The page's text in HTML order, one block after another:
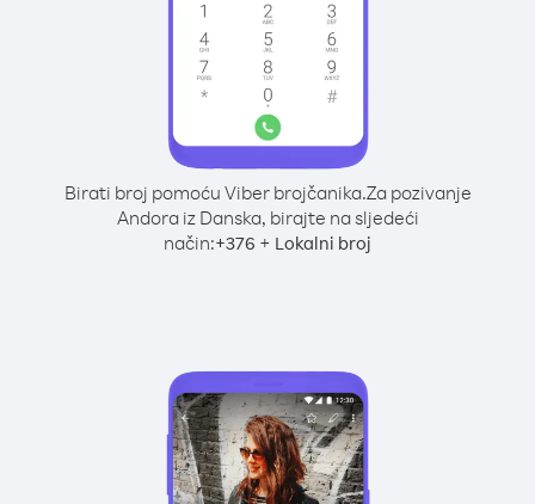
Birati broj pomoću Viber brojčanika.Za pozivanje
Andora iz Danska, birajte na sljedeći
način:+376 + Lokalni broj